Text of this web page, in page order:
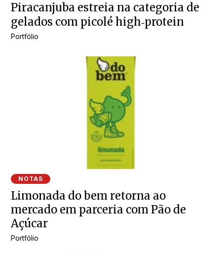
Piracanjuba estreia na categoria de
gelados com picolé high‑protein
Portfólio
NOTAS
Limonada do bem retorna ao
mercado em parceria com Pão de
Açúcar
Portfólio